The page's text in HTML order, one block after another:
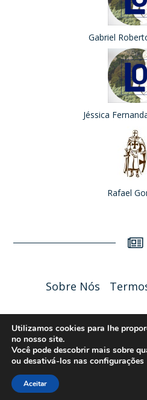
Gabriel
Jéssica
Rafael
Sobre Nós
Liceu Online 2026 -
Utilizamos cookies para lhe
no nosso site.
Você pode descobrir mais sobre
ou desativá-los nas configurações
Aceitar